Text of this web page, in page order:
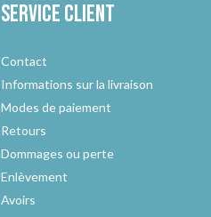
Service client
Contact
Informations sur la livraison
Modes de paiement
Retours
Dommages ou perte
Enlèvement
Avoirs